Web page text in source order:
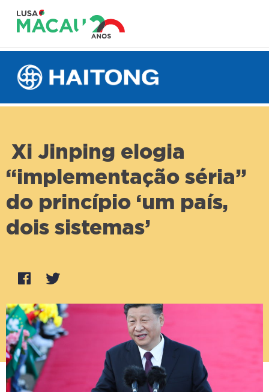
Xi Jinping elogia
“implementação séria”
do princípio ‘um país,
dois sistemas’